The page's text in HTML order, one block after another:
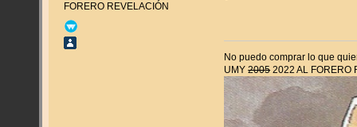
FORERO REVELACIÓN
No puedo comprar lo que
UMY20052022 AL FORERO